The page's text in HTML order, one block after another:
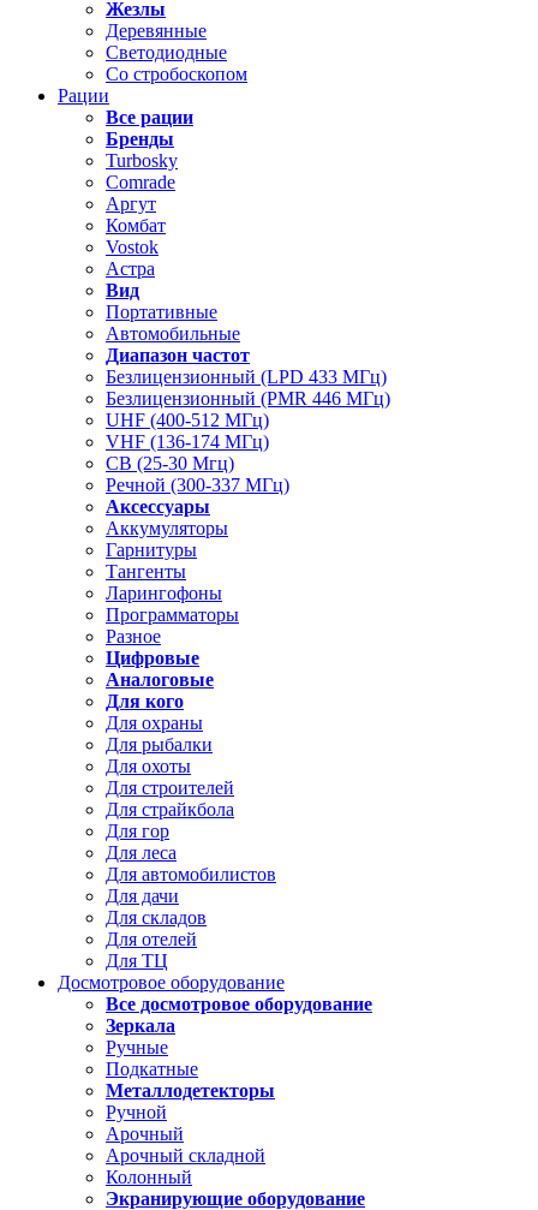
Жезлы
Деревянные
Светодиодные
Со стробоскопом
Рации
Все рации
Бренды
Turbosky
Comrade
Аргут
Комбат
Vostok
Астра
Вид
Портативные
Автомобильные
Диапазон частот
Безлицензионный (LPD 433 МГц)
Безлицензионный (PMR 446 МГц)
UHF (400-512 МГц)
VHF (136-174 МГц)
CB (25-30 Мгц)
Речной (300-337 МГц)
Аксессуары
Аккумуляторы
Гарнитуры
Тангенты
Ларингофоны
Программаторы
Разное
Цифровые
Аналоговые
Для кого
Для охраны
Для рыбалки
Для охоты
Для строителей
Для страйкбола
Для гор
Для леса
Для автомобилистов
Для дачи
Для складов
Для отелей
Для ТЦ
Досмотровое оборудование
Все досмотровое оборудование
Зеркала
Ручные
Подкатные
Металлодетекторы
Ручной
Арочный
Арочный складной
Колонный
Экранирующие оборудование